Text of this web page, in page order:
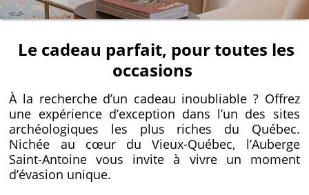
Le cadeau parfait, pour toutes les
occasions
À la recherche d’un cadeau inoubliable ? Offrez
une expérience d’exception dans l’un des sites
archéologiques les plus riches du Québec.
Nichée au cœur du Vieux-Québec, l’Auberge
Saint-Antoine vous invite à vivre un moment
d’évasion unique.